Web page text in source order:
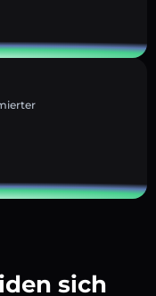
sich